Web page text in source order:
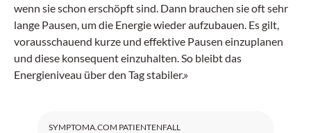
wenn sie schon erschöpft sind. Dann brauchen sie oft sehr
lange Pausen, um die Energie wieder aufzubauen. Es gilt,
vorausschauend kurze und effektive Pausen einzuplanen
und diese konsequent einzuhalten. So bleibt das
Energieniveau über den Tag stabiler.»
SYMPTOMA.COM PATIENTENFALL